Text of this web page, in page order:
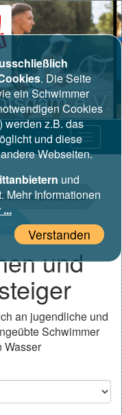
e.V.
und Erwachsene
und
an jugendliche und
Schwimmer
Wasser
. Die Seite
ein Schwimmer
Cookies
werden z.B. das
und diese
Webseiten.
und
Mehr Informationen
Verstanden